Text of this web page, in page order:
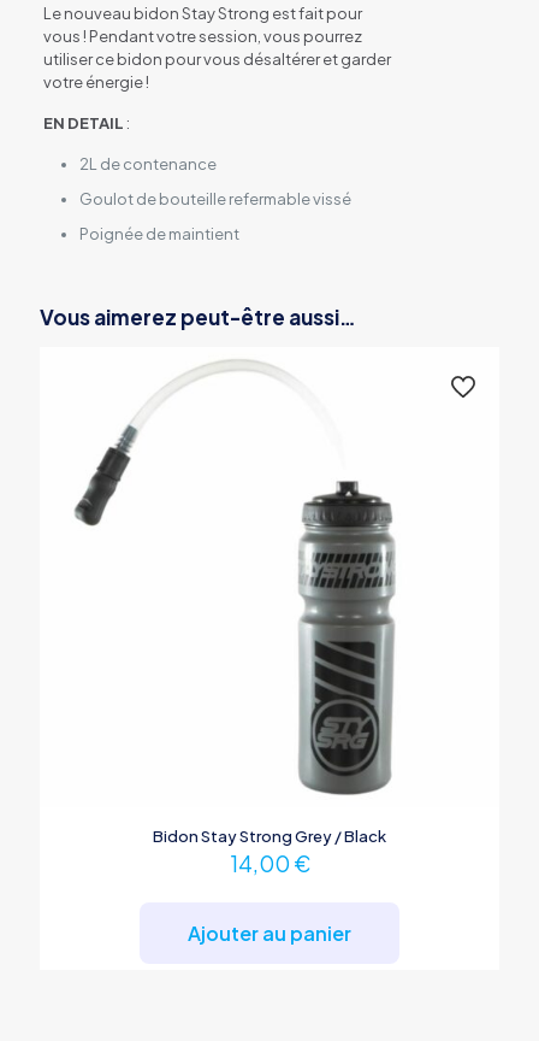
Le nouveau bidon Stay Strong est fait pour
vous ! Pendant votre session, vous pourrez
utiliser ce bidon pour vous désaltérer et garder
votre énergie !
EN DETAIL :
2L de contenance
Goulot de bouteille refermable vissé
Poignée de maintient
Vous aimerez peut-être aussi…
Bidon Stay Strong Grey / Black
14,00 €
Ajouter au panier